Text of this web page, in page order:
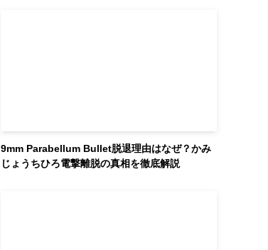
9mm Parabellum Bullet脱退理由はなぜ？かみ
じょうちひろ電撃離脱の真相を徹底解説